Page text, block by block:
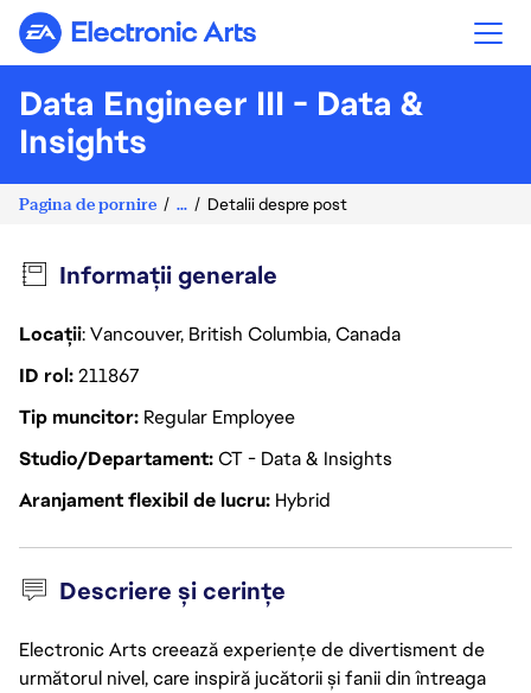
Electronic Arts
Data Engineer III - Data &
Insights
Pagina de pornire ... Detalii despre post
Informații generale
Locații: Vancouver, British Columbia, Canada
ID rol211867
Tip muncitor Regular Employee
Studio/DepartamentCT - Data & Insights
Aranjament flexibil de lucru Hybrid
Descriere și cerințe
Electronic Arts creează experiențe de divertisment de
următorul nivel, care inspiră jucătorii și fanii din întreaga